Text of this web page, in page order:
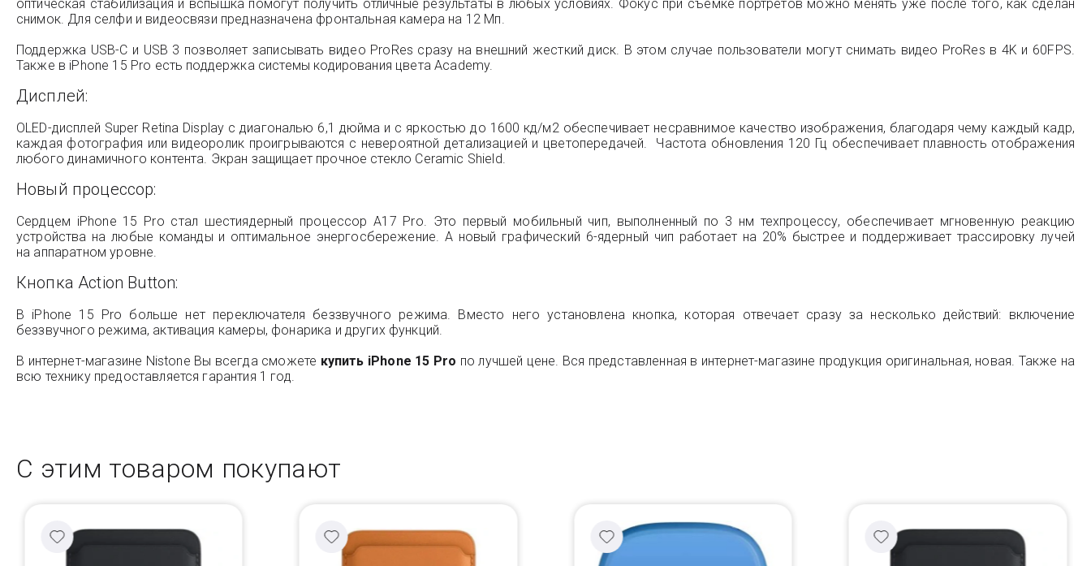
оптическая стабилизация и вспышка помогут получить отличные результаты в любых условиях. Фокус при съемке портретов можно менять уже после того, как сделан
снимок. Для селфи и видеосвязи предназначена фронтальная камера на 12 Мп.
Поддержка USB-C и USB 3 позволяет записывать видео ProRes сразу на внешний жесткий диск. В этом случае пользователи могут снимать видео ProRes в 4K и 60FPS.
Также в iPhone 15 Pro есть поддержка системы кодирования цвета Academy.
Дисплей:
OLED-дисплей Super Retina Display с диагональю 6,1 дюйма и с яркостью до 1600 кд/м2 обеспечивает несравнимое качество изображения, благодаря чему каждый кадр,
каждая фотография или видеоролик проигрываются с невероятной детализацией и цветопередачей. Частота обновления 120 Гц обеспечивает плавность отображения
любого динамичного контента. Экран защищает прочное стекло Ceramic Shield.
Новый процессор:
Сердцем iPhone 15 Pro стал шестиядерный процессор A17 Pro. Это первый мобильный чип, выполненный по 3 нм техпроцессу, обеспечивает мгновенную реакцию
устройства на любые команды и оптимальное энергосбережение. А новый графический 6-ядерный чип работает на 20% быстрее и поддерживает трассировку лучей
на аппаратном уровне.
Кнопка Action Button:
В iPhone 15 Pro больше нет переключателя беззвучного режима. Вместо него установлена кнопка, которая отвечает сразу за несколько действий: включение
беззвучного режима, активация камеры, фонарика и других функций.
В интернет-магазине Nistone Вы всегда сможете купить iPhone 15 Pro по лучшей цене. Вся представленная в интернет-магазине продукция оригинальная, новая. Также на
всю технику предоставляется гарантия 1 год.
С этим товаром покупают